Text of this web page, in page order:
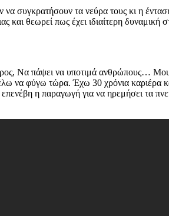
συγκρατήσουν τα νεύρα τους κι η
θεωρεί πως έχει ιδιαίτερη δυναμική
Να πάψει να υποτιμά ανθρώπους…
φύγω τώρα. Έχω 30 χρόνια καριέρα
η παραγωγή για να ηρεμήσει τα